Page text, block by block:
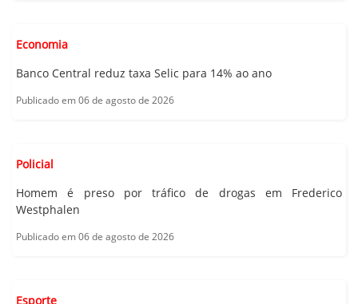
Economia
Banco Central reduz taxa Selic para 14% ao ano
Publicado em 06 de agosto de 2026
Policial
Homem é preso por tráfico de drogas em Frederico
Westphalen
Publicado em 06 de agosto de 2026
Esporte